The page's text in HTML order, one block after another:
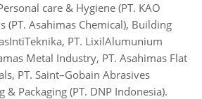
care & Hygiene (PT. KAO
(PT. Asahimas Chemical), Building
PT. LixilAlumunium
Metal Industry, PT. Asahimas Flat
PT. Saint–Gobain Abrasives
& Packaging (PT. DNP Indonesia).